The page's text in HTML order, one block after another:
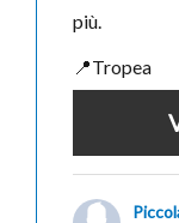
più.
📍Tropea